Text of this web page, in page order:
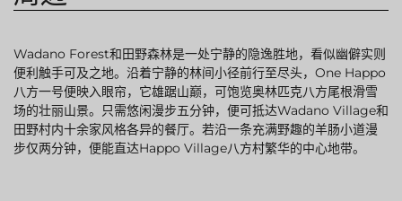
Wadano Forest和田野森林是一处宁静的隐逸胜地，看似幽僻实则
便利触手可及之地。沿着宁静的林间小径前行至尽头，One Happo
八方一号便映入眼帘，它雄踞山巅，可饱览奥林匹克八方尾根滑雪
场的壮丽山景。只需悠闲漫步五分钟，便可抵达Wadano Village和
田野村内十余家风格各异的餐厅。若沿一条充满野趣的羊肠小道漫
步仅两分钟，便能直达Happo Village八方村繁华的中心地带。